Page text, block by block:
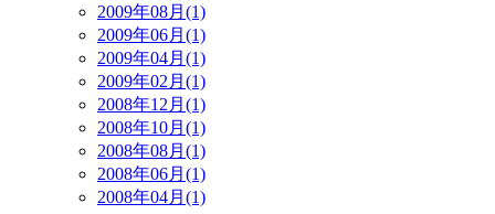
2009年08月(1)
2009年06月(1)
2009年04月(1)
2009年02月(1)
2008年12月(1)
2008年10月(1)
2008年08月(1)
2008年06月(1)
2008年04月(1)